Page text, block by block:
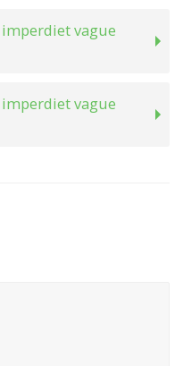
vague
vague